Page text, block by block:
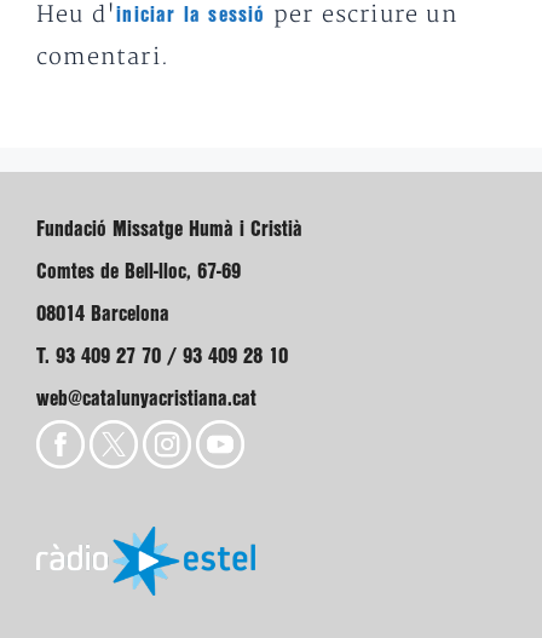
Heu d'iniciar la sessió
per escriure un
comentari.
Fundació Missatge Humà i Cristià
Comtes de Bell-lloc, 67-69
08014 Barcelona
T. 93 409 27 70 / 93 409 28 10
web@catalunyacristiana.cat